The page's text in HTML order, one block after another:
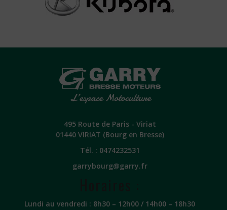
495 Route de Paris - Viriat
01440 VIRIAT (Bourg en Bresse)
Tél. : 0474232531
garrybourg@garry.fr
Lundi au vendredi : 8h30 – 12h00 / 14h00 – 18h30